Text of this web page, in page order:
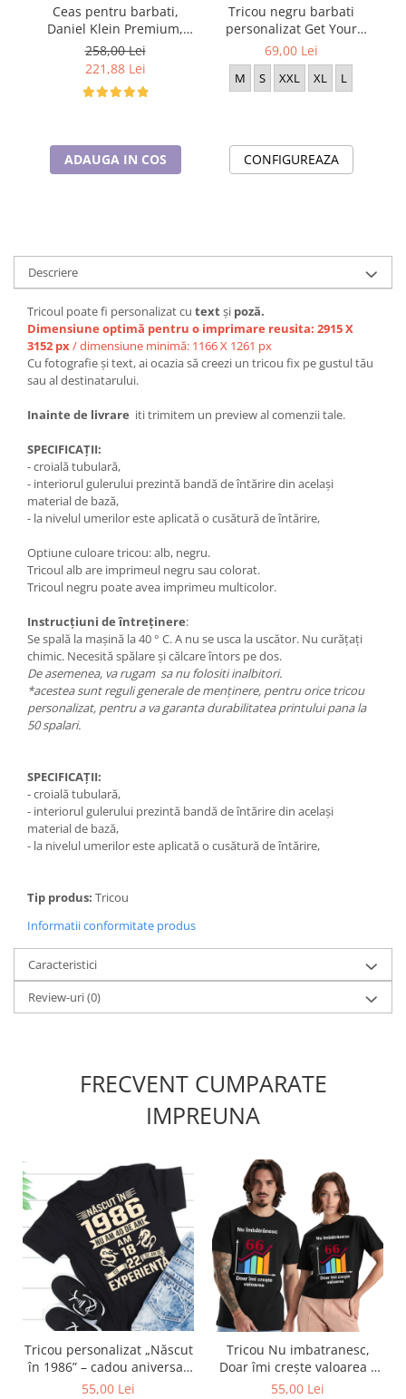
Ceas pentru barbati,
Daniel Klein Premium,
DK.1.13709.2
258,00 Lei
221,88 Lei
ADAUGA IN COS
Tricou negru barbati
personalizat Get Your
Dream
69,00 Lei
M S XXL XL L
CONFIGUREAZA
Descriere
Tricoul poate fi personalizat cu textși poză.
Dimensiune optimă pentru o imprimare reusita: 2915 X
3152 px/ dimensiune minimă: 1166 X 1261 px
Cu fotografie și text, ai ocazia să creezi un tricou fix pe gustul tău
sau aldestinatarului.
Inainte de livrare iti trimitem un preview al comenzii tale.
SPECIFICAȚII:
- croială tubulară,
- interiorul gulerului prezintă bandă de întărire din același
material de bază,
- la nivelul umerilor este aplicată o cusătură de întărire,
Optiune culoare tricou: alb, negru.
Tricoul alb are imprimeul negru sau colorat.
Tricoul negru poate avea imprimeu multicolor.
Instrucțiuni de întreținere:
Se spală la mașină la 40 ° C. A nu se usca la uscător. Nu curățați
chimic. Necesită spălare și călcare întors pe dos.
De asemenea, va rugam sa nu folositi inalbitori.
*acestea sunt reguli generale de menținere, pentru orice tricou
personalizat, pentru a va garanta durabilitatea printului pana la
50 spalari.
SPECIFICAȚII:
- croială tubulară,
- interiorul gulerului prezintă bandă de întărire din același
material de bază,
- la nivelul umerilor este aplicată o cusătură de întărire,
Tip produs: Tricou
Informatii conformitate produs
Caracteristici
Review-uri(0)
FRECVENT CUMPARATE
IMPREUNA
Tricou personalizat „Născut
în 1986” – cadou aniversar
cu mesaj amuzant
55,00 Lei
Tricou Nu imbatranesc,
Doar îmi crește valoarea –
cadou aniversar cu mesaj
55,00 Lei